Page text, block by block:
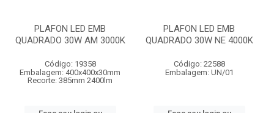
PLAFON LED EMB
QUADRADO 30W AM 3000K
Código: 19358
Embalagem: 400x400x30mm
Recorte: 385mm 2400lm
PLAFON LED EMB
QUADRADO 30W NE 4000K
Código: 22588
Embalagem: UN/01